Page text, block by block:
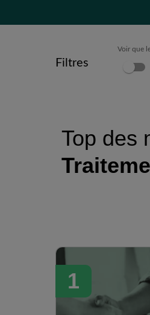
Filtres
Voir que
Top des
1